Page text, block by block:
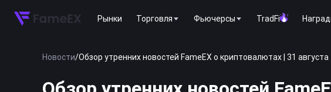
Рынки Торговля Фьючерсы TradFi
Новости/Обзор утренних новостей FameEX о криптовалютах | 31 августа